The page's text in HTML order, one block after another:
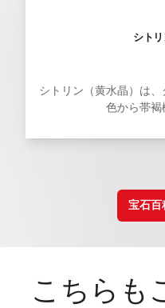
シトリ
シトリン（黄水晶）は
色から帯褐
宝石百
こちらも